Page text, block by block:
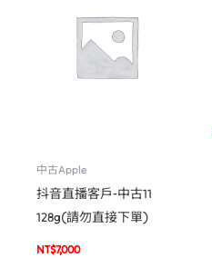
中古Apple
抖音直播客戶-中古11
128g(請勿直接下單)
NT$7,000